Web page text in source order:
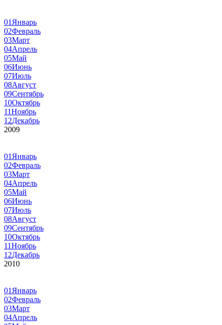
01 Январь
02Февраль
03Март
04Апрель
05Май
06Июнь
07Июль
08Август
09Сентябрь
10Октябрь
11Ноябрь
12Декабрь
2009
01 Январь
02Февраль
03Март
04Апрель
05Май
06Июнь
07Июль
08Август
09Сентябрь
10Октябрь
11Ноябрь
12Декабрь
2010
01 Январь
02Февраль
03Март
04Апрель